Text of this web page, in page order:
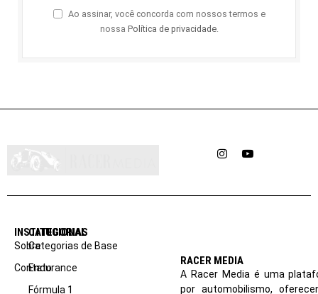
Ao assinar, você concorda com nossos termos e
nossa Política de privacidade.
InstagramYouTube
INSTITUCIONAL
Sobre
Contato
CATEGORIAS
Categorias de Base
Endurance
Fórmula 1
RACER MEDIA
A Racer Media é uma
por automobilismo,